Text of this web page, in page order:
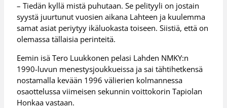
– Tiedän kyllä mistä puhutaan. Se pelityyli on jostain
syystä juurtunut vuosien aikana Lahteen ja kuulemma
samat asiat periytyy ikäluokasta toiseen. Siistiä, että on
olemassa tällaisia perinteitä.
Eemin isä Tero Luukkonen pelasi Lahden NMKY:n
1990-luvun menestysjoukkueissa ja sai tähtihetkensä
nostamalla kevään 1996 välierien kolmannessa
osaottelussa viimeisen sekunnin voittokorin Tapiolan
Honkaa vastaan.